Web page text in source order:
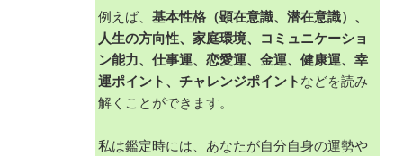
例えば、基本性格（顕在意識、潜在意識）、
人生の方向性、家庭環境、コミュニケーショ
ン能力、仕事運、恋愛運、金運、健康運、幸
運ポイント、チャレンジポイント などを読み
解くことができます。
私は鑑定時には、あなたが自分自身の運勢や